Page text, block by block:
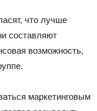
что лучше
составляют
возможность,
маркетинговым